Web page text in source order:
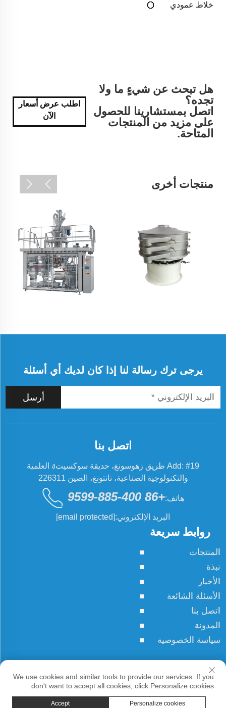
خلاط عمودي
هل تبحث عن شيءٍ ما ولا
تجده؟
اتصل بمستشارينا للحصول
على مزيد من المنتجات
المتاحة.
اطلب عرض أسعار
الآن
منتجات أخرى
يرجى ترك رسالة لنا إذا كان لديك أي أسئلة
أرسل
روابط سريعة
المنتجات
نبذة
الأخبار
الأسئلة الشائعة
اتصل بنا
المدونة
سياسة الخصوصية
اتصل بنا
Add: #19 طريق زهوسونغ، حديقة سوكسيتง العلمية
والتكنولوجية الصناعية، نانتونغ، الصين 226311
هاتف:+86 400-885-9599
البريد الإلكتروني:[email protected]
We use cookies and similar tools to provide our services. If you
don't want to accept all cookies, click Personalize cookies.
Personalize cookies
Accept